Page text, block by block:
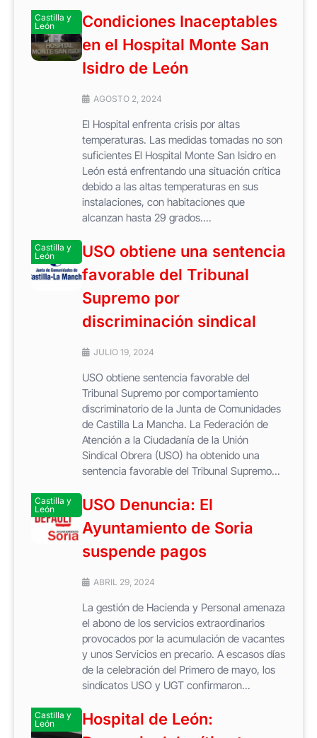
Castilla y
León
Condiciones Inaceptables
en el Hospital Monte San
Isidro de León
AGOSTO 2, 2024
El Hospital enfrenta crisis por altas
temperaturas. Las medidas tomadas no son
suficientes El Hospital Monte San Isidro en
León está enfrentando una situación crítica
debido a las altas temperaturas en sus
instalaciones, con habitaciones que
alcanzan hasta 29 grados....
Castilla y
León
USO obtiene una sentencia
favorable del Tribunal
Supremo por
discriminación sindical
JULIO 19, 2024
USO obtiene sentencia favorable del
Tribunal Supremo por comportamiento
discriminatorio de la Junta de Comunidades
de Castilla La Mancha. La Federación de
Atención a la Ciudadanía de la Unión
Sindical Obrera (USO) ha obtenido una
sentencia favorable del Tribunal Supremo...
Castilla y
León
USO Denuncia: El
Ayuntamiento de Soria
suspende pagos
ABRIL 29, 2024
La gestión de Hacienda y Personal amenaza
el abono de los servicios extraordinarios
provocados por la acumulación de vacantes
y unos Servicios en precario. A escasos días
de la celebración del Primero de mayo, los
sindicatos USO y UGT confirmaron...
Castilla y
León
Hospital de León: